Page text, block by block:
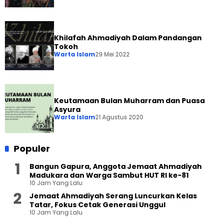
Khilafah Ahmadiyah Dalam Pandangan
Tokoh
Warta Islam29 Mei 2022
Keutamaan Bulan Muharram dan Puasa
Asyura
Warta Islam21 Agustus 2020
Populer
Bangun Gapura, Anggota Jemaat Ahmadiyah
Madukara dan Warga Sambut HUT RI ke-81
10 Jam Yang Lalu
Jemaat Ahmadiyah Serang Luncurkan Kelas
Tatar, Fokus Cetak Generasi Unggul
10 Jam Yang Lalu